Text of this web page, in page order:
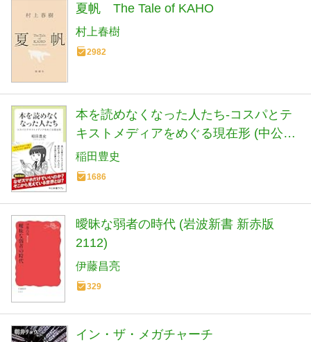
夏帆 The Tale of KAHO
村上春樹
2982
本を読めなくなった人たち-コスパとテ
キストメディアをめぐる現在形 (中公新
書ラクレ 861)
稲田豊史
1686
曖昧な弱者の時代 (岩波新書 新赤版
2112)
伊藤昌亮
329
イン・ザ・メガチャーチ